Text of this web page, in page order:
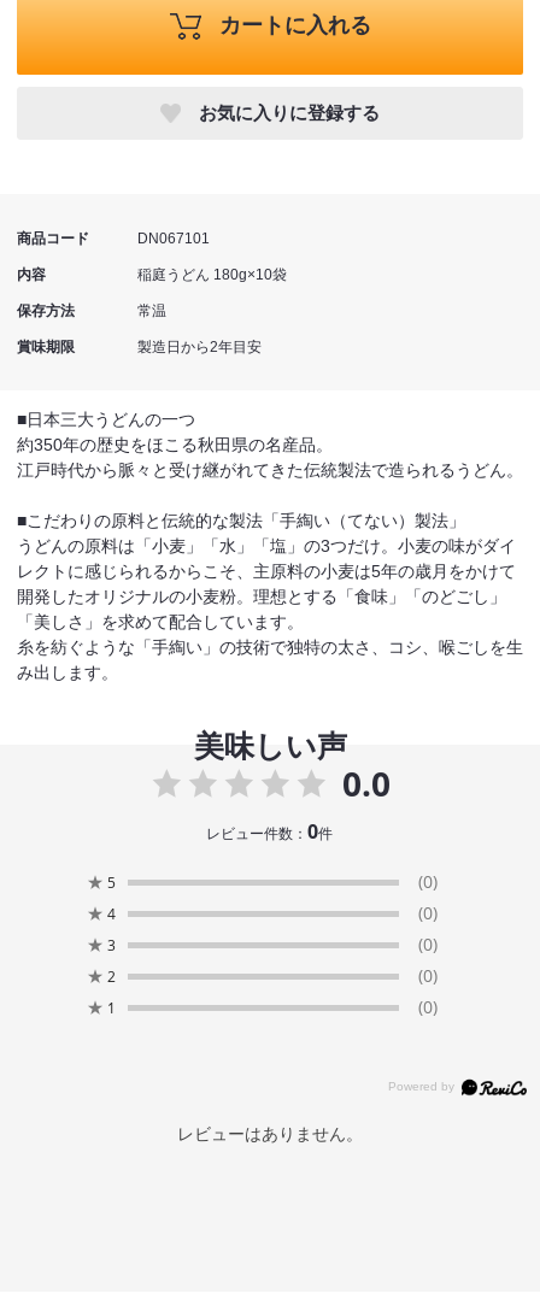
カートに入れる
お気に入りに登録する
商品コード DN067101
内容 稲庭うどん 180g×10袋
保存方法 常温
賞味期限 製造日から2年目安
■日本三大うどんの一つ
約350年の歴史をほこる秋田県の名産品。
江戸時代から脈々と受け継がれてきた伝統製法で造られるうどん。
■こだわりの原料と伝統的な製法「手綯い（てない）製法」
うどんの原料は「小麦」「水」「塩」の3つだけ。小麦の味がダイ
レクトに感じられるからこそ、主原料の小麦は5年の歳月をかけて
開発したオリジナルの小麦粉。理想とする「食味」「のどごし」
「美しさ」を求めて配合しています。
糸を紡ぐような「手綯い」の技術で独特の太さ、コシ、喉ごしを生
み出します。
美味しい声
0.0
レビュー件数：0件
★ 5
(0)
★ 4
(0)
★ 3
(0)
★ 2
(0)
★ 1 (0)
レビューはありません。